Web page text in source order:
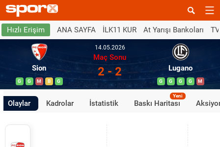
Hızlı Erişim ANA SAYFA İLK11 KUR At Yarışı Bankoları
Sion
G G M B G
14.05.2026
Maç Sonu
2 - 2 Lugano
G G G G M
Olaylar Kadrolar İstatistik Baskı Haritası
Yeni